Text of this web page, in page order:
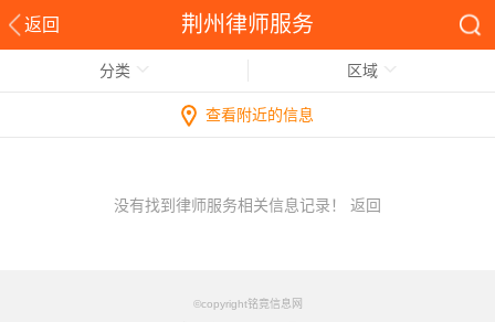
返回 荆州律师服务
分类 区域
查看附近的信息
没有找到律师服务相关信息记录！ 返回
©copyright铭竟信息网